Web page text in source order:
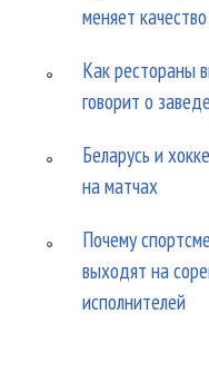
меняет
Как рестораны
говорит о
Беларусь и
на матчах
Почему
выходят на
исполнителей